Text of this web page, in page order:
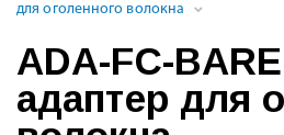
для оголенного волокна
ADA-FC-
адаптер для